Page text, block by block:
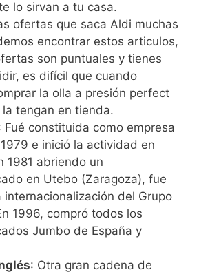
lo sirvan a tu casa.
ofertas que saca Aldi muchas
encontrar estos articulos,
son puntuales y tienes
es difícil que cuando
la olla a presión perfect
tengan en tienda.
Fué constituida como empresa
e inició la actividad en
1981 abriendo un
en Utebo (Zaragoza), fue
internacionalización del Grupo
1996, compró todos los
Jumbo de España y
: Otra gran cadena de